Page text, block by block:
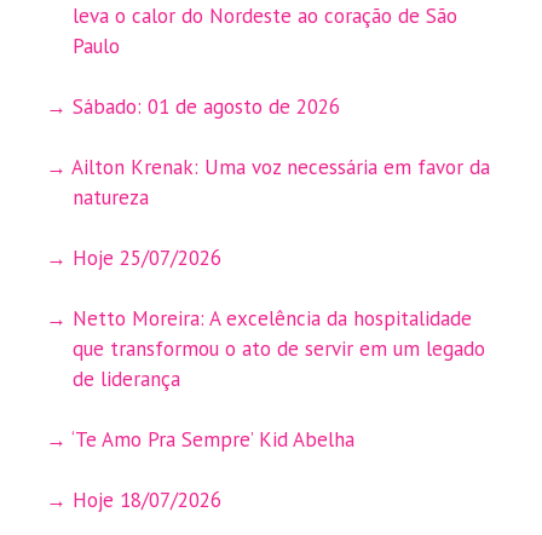
leva o calor do Nordeste ao coração de São
Paulo
Sábado: 01 de agosto de 2026
Ailton Krenak: Uma voz necessária em favor da
natureza
Hoje 25/07/2026
Netto Moreira: A excelência da hospitalidade
que transformou o ato de servir em um legado
de liderança
‘Te Amo Pra Sempre’ Kid Abelha
Hoje 18/07/2026